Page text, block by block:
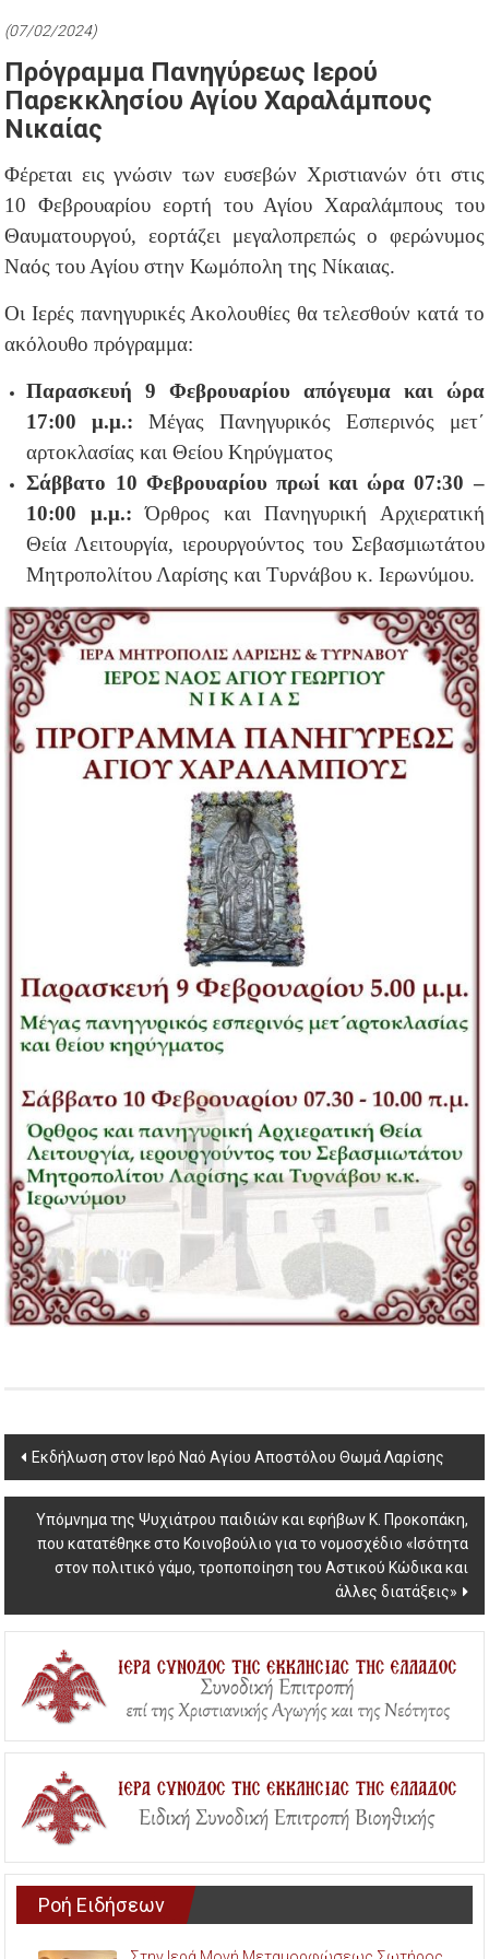
(07/02/2024)
Πρόγραμμα Πανηγύρεως Ιερού
Παρεκκλησίου Αγίου Χαραλάμπους
Νικαίας
Φέρεται εις γνώσιν των ευσεβών Χριστιανών ότι στις
10 Φεβρουαρίου εορτή του Αγίου Χαραλάμπους του
Θαυματουργού, εορτάζει μεγαλοπρεπώς ο φερώνυμος
Ναός του Αγίου στην Κωμόπολη της Νίκαιας.
Οι Ιερές πανηγυρικές Ακολουθίες θα τελεσθούν κατά το
ακόλουθο πρόγραμμα:
Παρασκευή 9 Φεβρουαρίου απόγευμα και ώρα
17:00 μ.μ.: Μέγας Πανηγυρικός Εσπερινός μετ΄
αρτοκλασίας και Θείου Κηρύγματος
Σάββατο 10 Φεβρουαρίου πρωί και ώρα 07:30 –
10:00 μ.μ.: Όρθρος και Πανηγυρική Αρχιερατική
Θεία Λειτουργία, ιερουργούντος του Σεβασμιωτάτου
Μητροπολίτου Λαρίσης και Τυρνάβου κ. Ιερωνύμου.
Post
navigation
Εκδήλωση στον Ιερό Ναό Αγίου Αποστόλου Θωμά Λαρίσης
Υπόμνημα της Ψυχιάτρου παιδιών και εφήβων Κ. Προκοπάκη,
που κατατέθηκε στο Κοινοβούλιο για το νομοσχέδιο «Ισότητα
στον πολιτικό γάμο, τροποποίηση του Αστικού Κώδικα και
άλλες διατάξεις»
Ροή Ειδήσεων